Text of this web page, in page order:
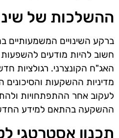
ההשלכות של
ברקע השינויים המשמעותיים
חשוב להיות מודעים
האג"ח הקונצרני. רגולציות
מדיניות ההשקעות והסיכונים
לעקוב אחר ההתפתחויות
ההשקעה בהתאם למידע
תכנון אסטרטגי